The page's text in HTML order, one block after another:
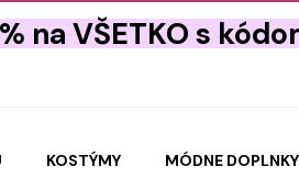
na VŠETKO s
KOSTÝMY MÓDNE DOPLNKY